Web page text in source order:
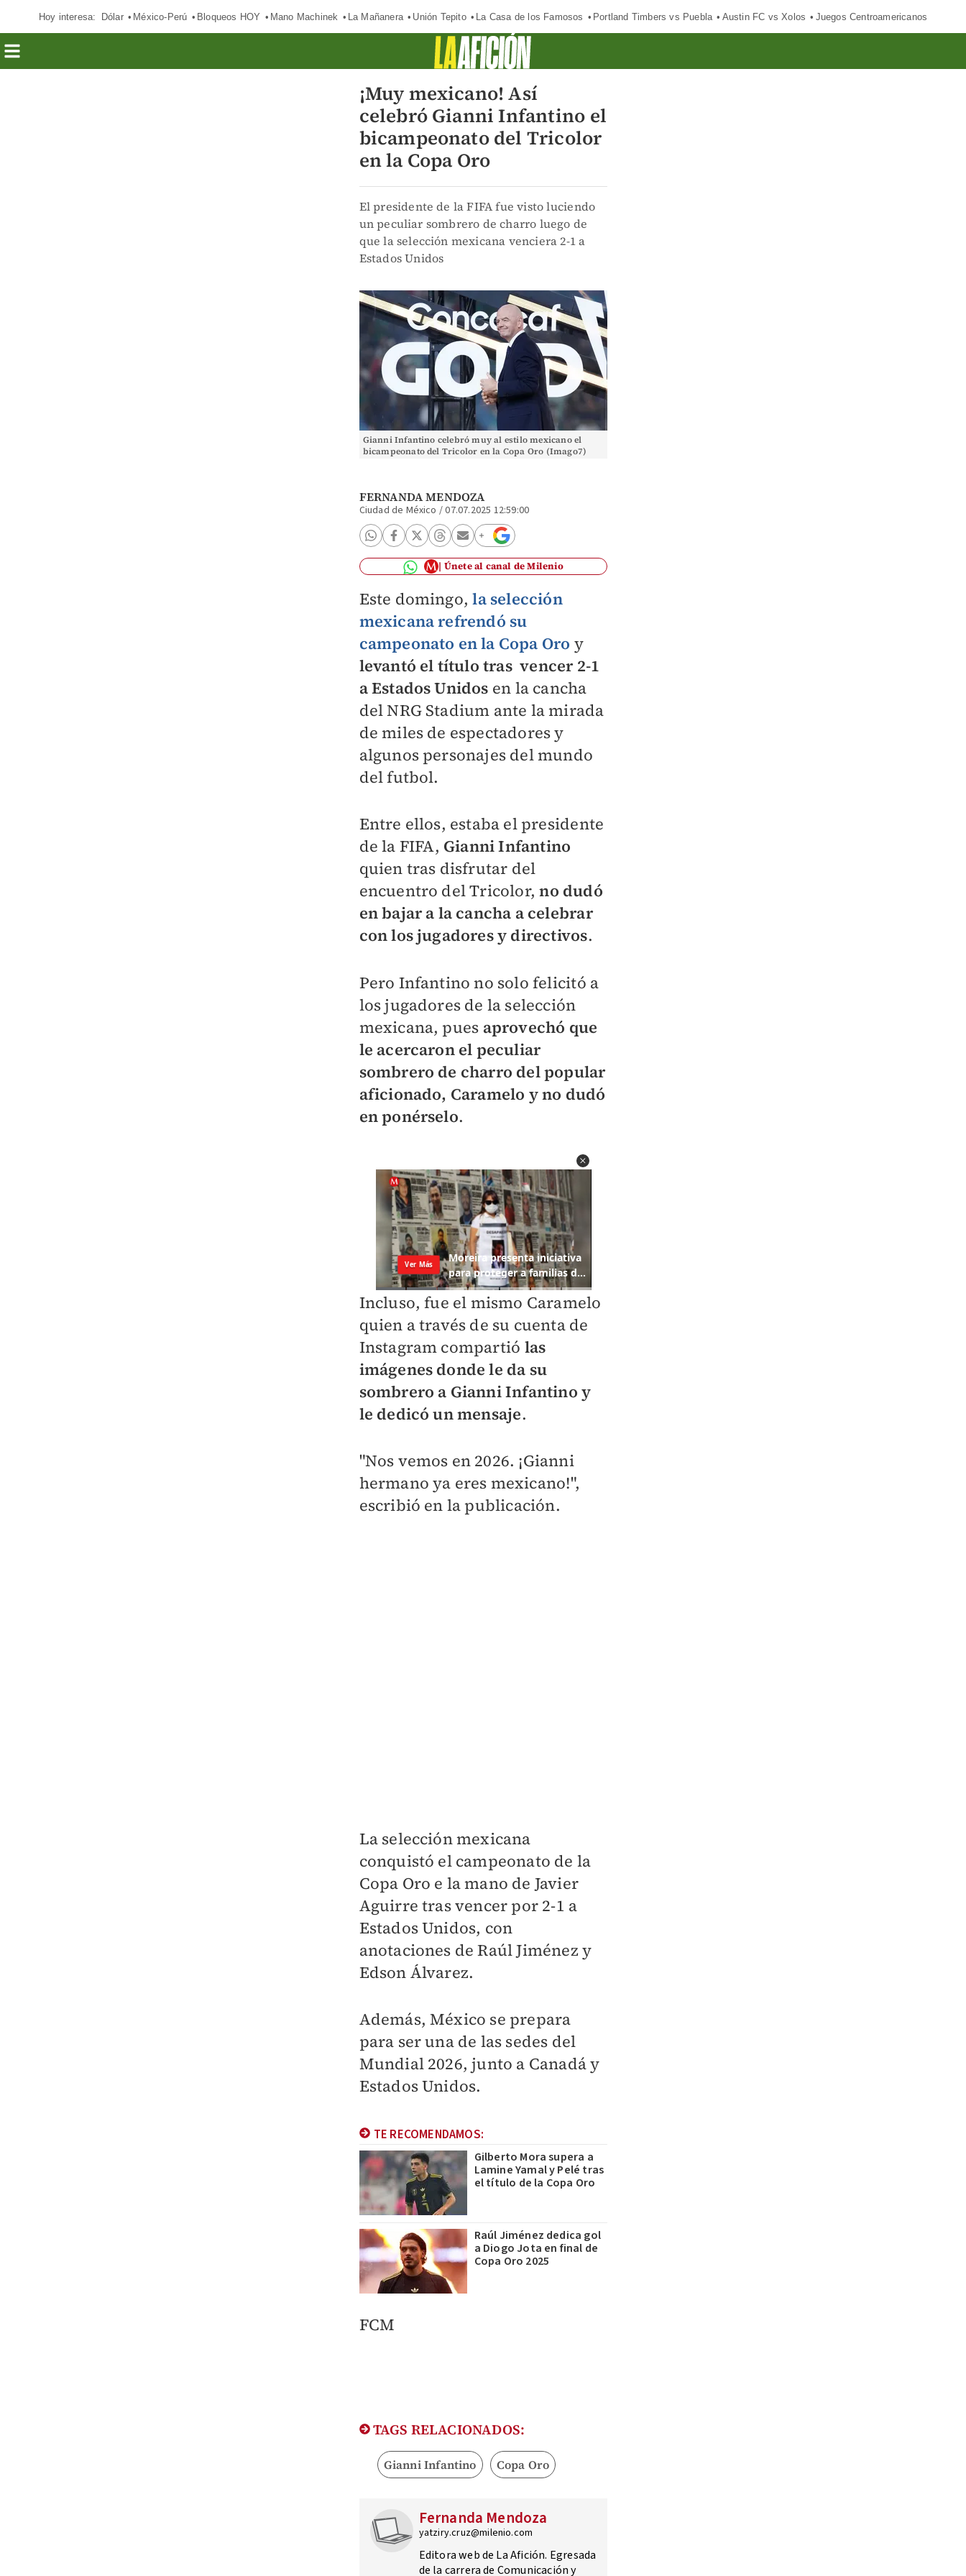
Hoy interesa: Dólar México-Perú Bloqueos HOY Mano Machinek La Mañanera Unión Tepito La Casa de los Famosos Portland Timbers vs Puebla Austin FC vs Xolos Juegos Centroamericanos
¡Muy mexicano! Así
celebró Gianni Infantino el
bicampeonato del Tricolor
en la Copa Oro
El presidente de la FIFA fue visto luciendo
un peculiar sombrero de charro luego de
que la selección mexicana venciera 2-1 a
Estados Unidos
Gianni Infantino celebró muy al estilo mexicano el
bicampeonato del Tricolor en la Copa Oro (Imago7)
FERNANDA MENDOZA
Ciudad de México /07.07.2025 12:59:00
Únete al canal de Milenio
Este domingo,la selección
mexicana refrendó su
campeonato en la Copa Oro y
levantó el título tras vencer 2-1
a Estados Unidos en la cancha
del NRG Stadium ante la mirada
de miles de espectadores y
algunos personajes del mundo
del futbol.
Entre ellos, estaba el presidente
de la FIFA, Gianni Infantino
quien tras disfrutar del
encuentro del Tricolor,no dudó
en bajar a la cancha a celebrar
con los jugadores y directivos.
Pero Infantino no solo felicitó a
los jugadores de la selección
mexicana, pues aprovechó que
le acercaron el peculiar
sombrero de charro del popular
aficionado, Caramelo y no dudó
en ponérselo.
Incluso, fue el mismo Caramelo
quien a través de su cuenta de
Instagram compartió las
imágenes donde le da su
sombrero a Gianni Infantino y
le dedicó un mensaje.
"Nos vemos en 2026. ¡Gianni
hermano ya eres mexicano!",
escribió en la publicación.
La selección mexicana
conquistó el campeonato de la
Copa Oro e la mano de Javier
Aguirre tras vencer por 2-1 a
Estados Unidos, con
anotaciones de Raúl Jiménez y
Edson Álvarez.
Además, México se prepara
para ser una de las sedes del
Mundial 2026, junto a Canadá y
Estados Unidos.
TE RECOMENDAMOS:
Gilberto Mora supera a
Lamine Yamal y Pelé tras
el título de la Copa Oro
Raúl Jiménez dedica gol
a Diogo Jota en final de
Copa Oro 2025
FCM
TAGS RELACIONADOS:
Gianni Infantino Copa Oro
Fernanda Mendoza
yatziry.cruz@milenio.com
Editora web de La Afición. Egresada
de la carrera de Comunicación y